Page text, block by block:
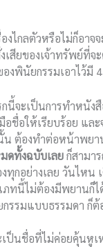
ไกลตัวหรือไม่ก็อา
สียของเจ้าทรัพย์ที่
พินัยกรรมเอาไว้มี
จะเป็นการทำหนังสื
อชื่อให้เรียบร้อย แ
น ต้องทำต่อหน้าพย
ดทั้งฉบับเลยก็สามา
ทุกอย่างเลย วันไหน
ทนี้ไม่ต้องมีพยานก็
รมแบบธรรมดา ก็
เป็นชื่อที่ไม่ค่อยคุ้นหู